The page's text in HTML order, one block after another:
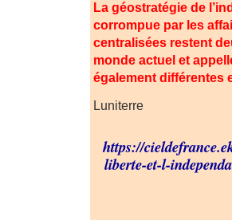
La géostratégie de
corrompue par les
centralisées restent
monde actuel et
également différentes
Luniterre
https://
liberte-et-l-